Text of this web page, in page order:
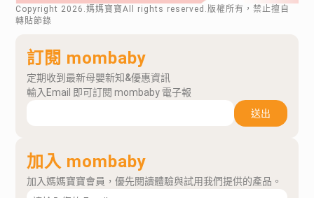
Copyright 2026 .媽媽寶寶All rights reserved.版權所有，禁止擅自
轉貼節錄
訂閱 mombaby
定期收到最新母嬰新知&優惠資訊
輸入Email 即可訂閱 mombaby 電子報
送出
加入 mombaby
加入媽媽寶寶會員，優先閱讀體驗與試用我們提供的產品。